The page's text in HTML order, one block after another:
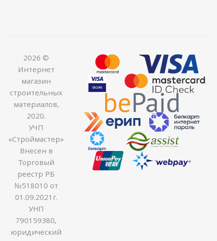
2026 ©
Интернет
магазин
строительных
материалов,
2020.
УЧП
«Строймастер»
Внесен в
Торговый
реестр РБ
№518010 от
01.09.2021г.
УНП
790159380,
юридический